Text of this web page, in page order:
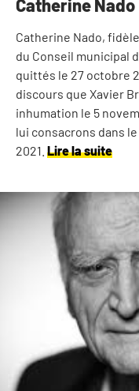
Catherine
Catherine Nado,
du Conseil municipal
quittés le 27 octobre
discours que Xavier
inhumation le 5
lui consacrons dans
2021. Lire la suite